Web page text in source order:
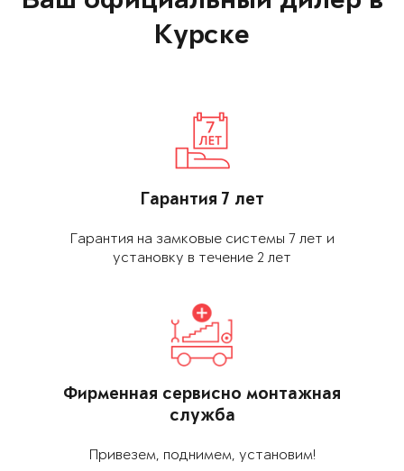
Курске
Гарантия 7 лет
Гарантия на замковые системы 7 лет и
установку в течение 2 лет
Фирменная сервис­но монтажная
служба
Привезем, поднимем, установим!